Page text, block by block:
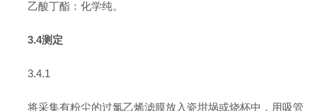
乙酸丁酯：化学纯。
3.4测定
3.4.1
将采集有粉尘的过氯乙烯滤膜放入瓷坩埚或烧杯中，用吸管